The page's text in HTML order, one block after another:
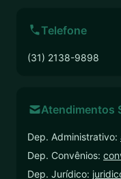
Telefone
(31) 2138-9898
Atendimentos
Dep. Administrativo:
Dep. Convênios:
Dep. Jurídico: